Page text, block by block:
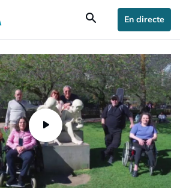
search En directe